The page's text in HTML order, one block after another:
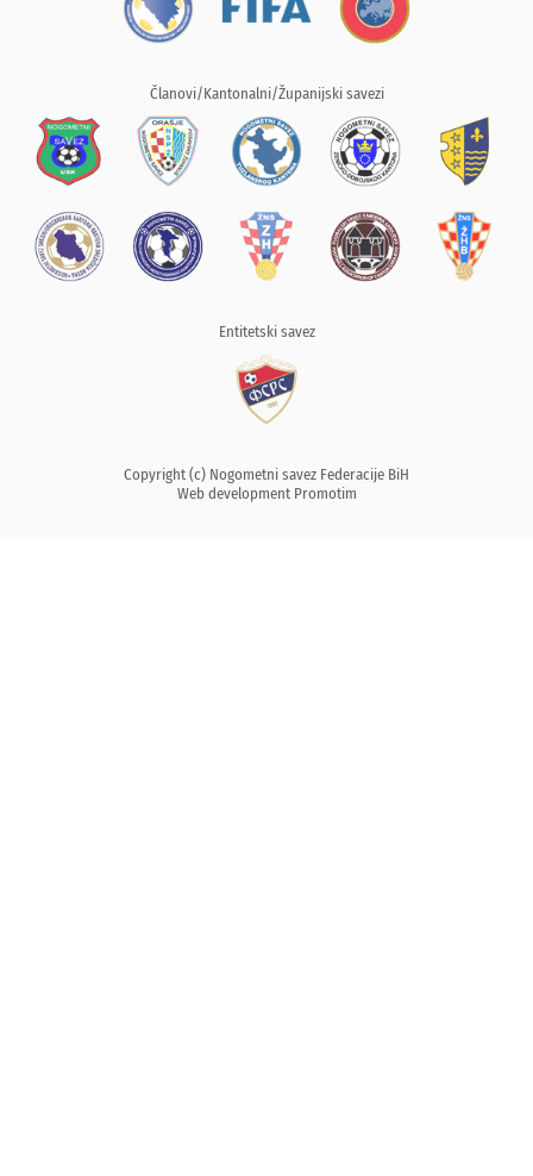
Članovi/Kantonalni/Županijski savezi
Entitetski savez
Copyright (c) Nogometni savez Federacije BiH
Web development Promotim